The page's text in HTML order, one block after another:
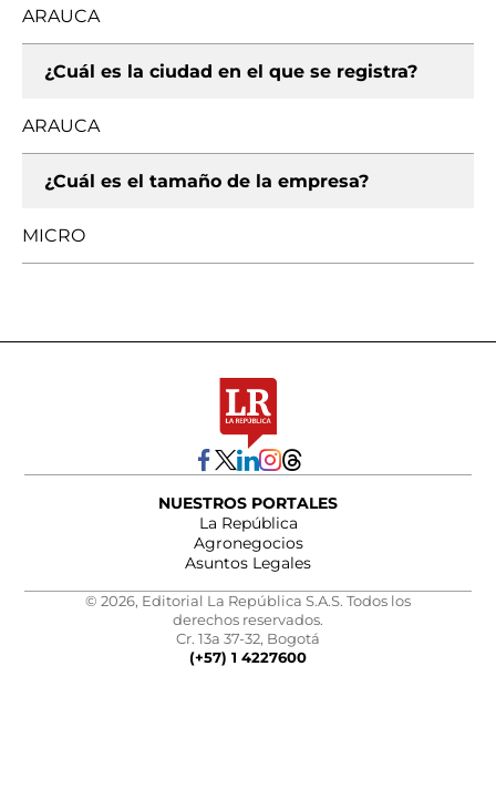
ARAUCA
¿Cuál es la ciudad en el que se registra?
ARAUCA
¿Cuál es el tamaño de la empresa?
MICRO
NUESTROS PORTALES
La República
Agronegocios
Asuntos Legales
© 2026, Editorial La República S.A.S. Todos los
derechos reservados.
Cr. 13a 37-32, Bogotá
(+57) 1 4227600